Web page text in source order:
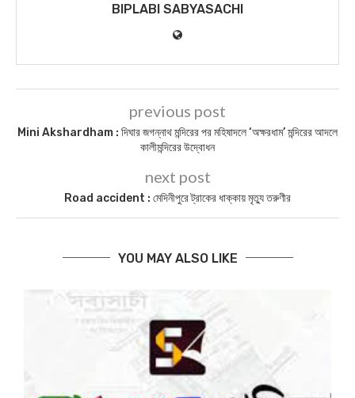
BIPLABI SABYASACHI
previous post
Mini Akshardham : দিঘার জগন্নাথ মন্দিরের পর মহিষাদলে ‘অক্ষরধাম’ মন্দিরের আদলে
কালীমন্দিরের উদ্বোধন
next post
Road accident : মেদিনীপুরে ট্রাকের ধাক্কায় মৃত্যু তরুণীর
YOU MAY ALSO LIKE